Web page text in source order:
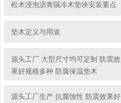
松木浸泡沥青隔冷木垫块安装要点
垫木定义与用途
源头工厂 大型尺寸均可定制 防震效
果好规格多种 防腐保温垫木
源头工厂生产 抗腐蚀性 防震效果好